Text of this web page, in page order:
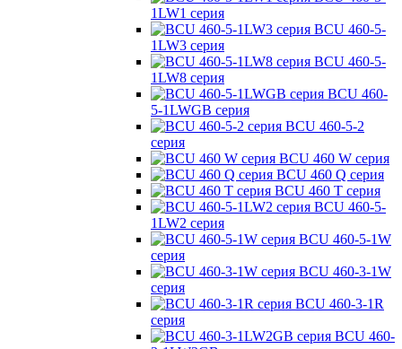
1LW1 серия
BCU 460-5-
1LW3 серия
BCU 460-5-
1LW8 серия
BCU 460-
5-1LWGB серия
BCU 460-5-2
серия
BCU 460 W серия
BCU 460 Q серия
BCU 460 T серия
BCU 460-5-
1LW2 серия
BCU 460-5-1W
серия
BCU 460-3-1W
серия
BCU 460-3-1R
серия
BCU 460-